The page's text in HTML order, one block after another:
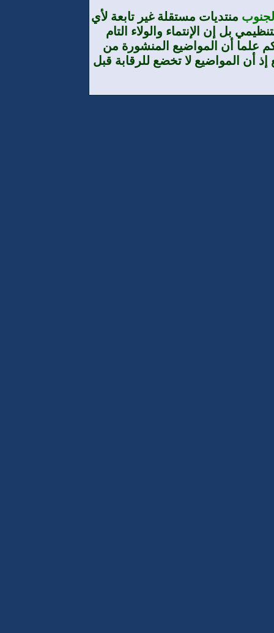
منتديات مستقلة غير تابعة لأي
بل إن الإنتماء والولاء التام
علما أن المواضيع المنشورة من
أن المواضيع لا تخضع للرقابة قبل